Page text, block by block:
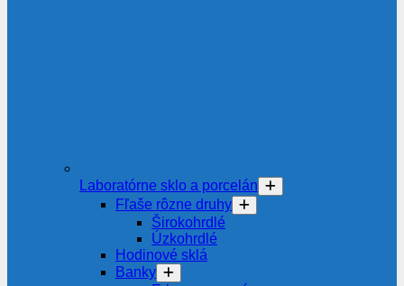
Laboratórne sklo a porcelán
Fľaše rôzne druhy
Širokohrdlé
Úzkohrdlé
Hodinové sklá
Banky